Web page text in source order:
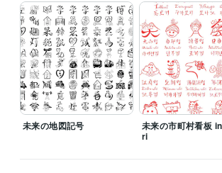
ート・アートとっとり展　佳作受賞 鳥取県立バリ
優秀な作品として選出
資格・検定
書道、習字準四段高等師範免許所持(毛筆、硬筆両
年
得意分野
デザイン制作 書体作り
書体
ポリゴンアート
未来の地図記号
未来の市町村看板
ri